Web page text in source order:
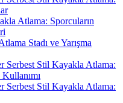
Atlama: Sporcuların
Stadı ve Yarışma
Serbest Stil Kayakla Atlama:
Serbest Stil Kayakla Atlama: